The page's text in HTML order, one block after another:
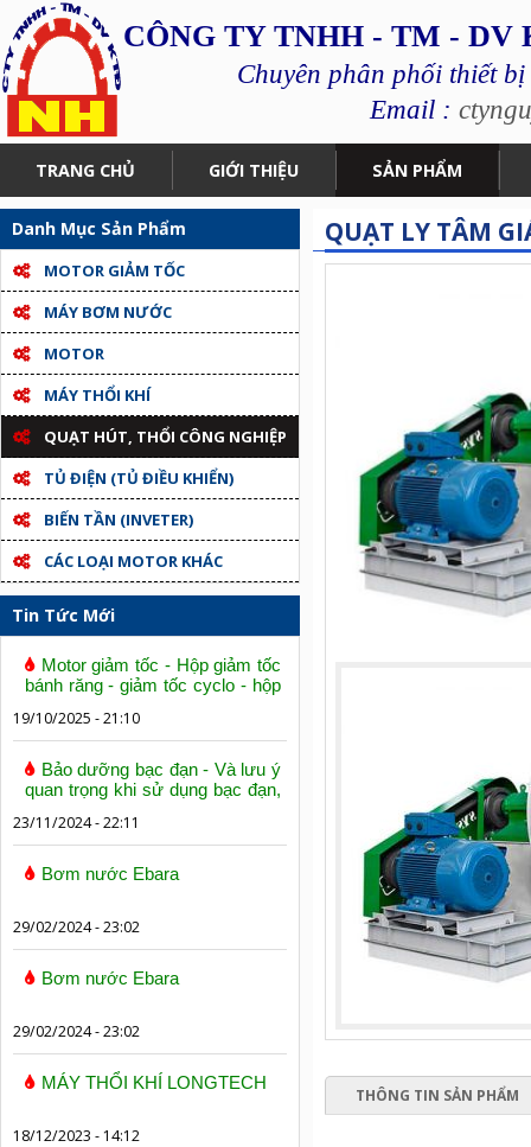
CÔNG TY TNHH - TM -
Chuyên phân phối thiết
Email :
TRANG CHỦ GIỚI THIỆU SẢN PHẨM
Danh Mục Sản Phẩm
MOTOR GIẢM TỐC
MÁY BƠM NƯỚC
MOTOR
MÁY THỔI KHÍ
QUẠT HÚT, THỔI CÔNG NGHIỆP
TỦ ĐIỆN (TỦ ĐIỀU KHIỂN)
BIẾN TẦN (INVETER)
CÁC LOẠI MOTOR KHÁC
Tin Tức Mới
Motor giảm tốc - Hộp giảm tốc
bánh răng - giảm tốc cyclo - hộp
19/10/2025 - 21:10
Bảo dưỡng bạc đạn - Và lưu ý
quan trọng khi sử dụng bạc đạn,
23/11/2024 - 22:11
Bơm nước Ebara
29/02/2024 - 23:02
Bơm nước Ebara
29/02/2024 - 23:02
MÁY THỔI KHÍ LONGTECH
18/12/2023 - 14:12
QUẠT LY TÂM
THÔNG TIN SẢN PHẨM